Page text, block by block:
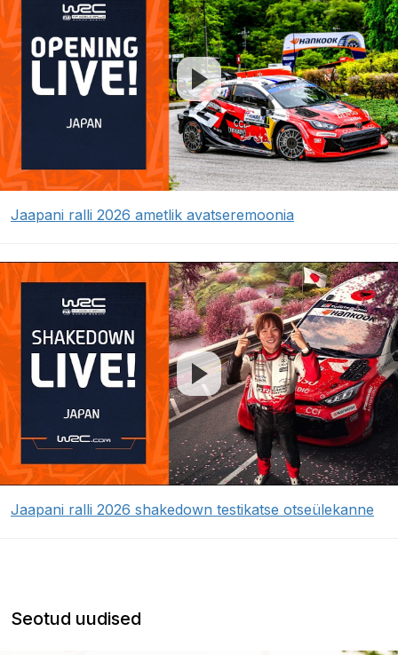
Jaapani ralli 2026 ametlik avatseremoonia
Jaapani ralli 2026 shakedown testikatse otseülekanne
Seotud uudised